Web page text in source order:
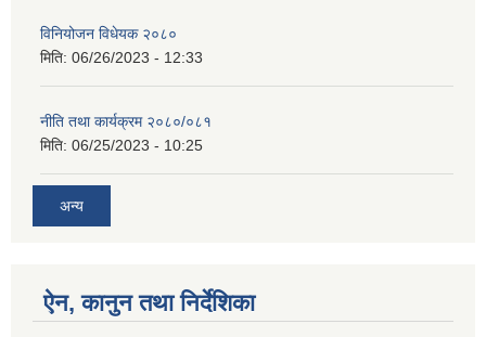
विनियोजन विधेयक २०८०
मिति: 06/26/2023 - 12:33
नीति तथा कार्यक्रम २०८०/०८१
मिति: 06/25/2023 - 10:25
अन्य
ऐन, कानुन तथा निर्देशिका